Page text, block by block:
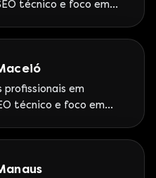
técnico e foco em
Google Partner
profissionais em
técnico e foco em
Premier.